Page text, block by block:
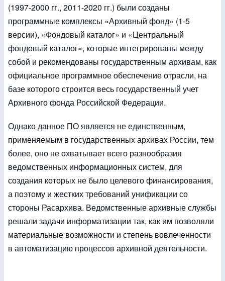
(1997-2000 гг., 2011-2020 гг.) были созданы
программные комплексы «Архивный фонд» (1-5
версии), «Фондовый каталог» и «Центральный
фондовый каталог», которые интегрированы между
собой и рекомендованы государственным архивам, как
официальное программное обеспечение отрасли, на
базе которого строится весь государственный учет
Архивного фонда Российской Федерации.
Однако данное ПО является не единственным,
применяемым в государственных архивах России, тем
более, оно не охватывает всего разнообразия
ведомственных информационных систем, для
создания которых не было целевого финансирования,
а поэтому и жестких требований унификации со
стороны Расархива. Ведомственные архивные службы
решали задачи информатизации так, как им позволяли
материальные возможности и степень вовлеченности
в автоматизацию процессов архивной деятельности.